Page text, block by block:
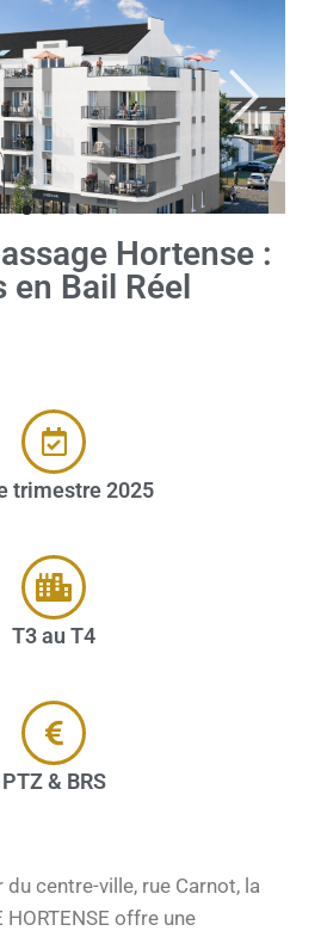
Hortense :
en Bail Réel
trimestre 2025
T3 au T4
PTZ & BRS
centre-ville, rue Carnot, la
HORTENSE offre une